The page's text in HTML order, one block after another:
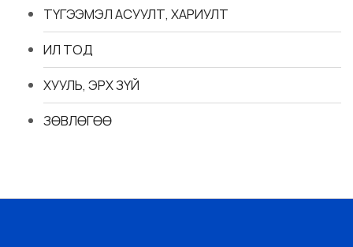
ТҮГЭЭМЭЛ АСУУЛТ, ХАРИУЛТ
ИЛ ТОД
ХУУЛЬ, ЭРХ ЗҮЙ
ЗӨВЛӨГӨӨ